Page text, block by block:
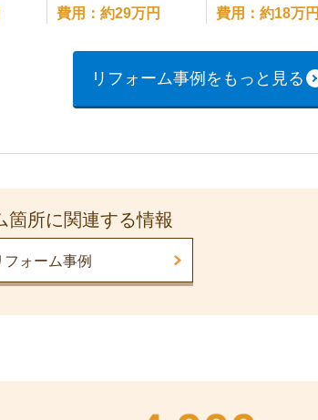
費用：約29万円
費用：約18万円
リフォーム事例をもっと見る
箇所に関連する情報
フォーム事例